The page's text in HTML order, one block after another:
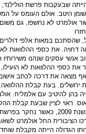
היטב. אולם העומס על
אולמרט לא נחשפו, גם
שהסתכם במאות אלפי
דחויה. את כספי ההלוואות
אנשי עסקים שנהנו
את כספי ההלוואות לא
ירושלים. בעת קבלת
בהן להיטיב עם אלמליח.
ראוי לציין שבעת קבלת
טלנסקי.
הציבורית החל אולמרט
הגדולה הייתה מקבלת